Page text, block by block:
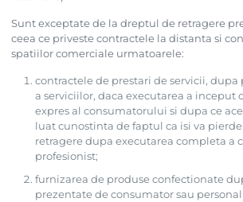
Sunt exceptate de la dreptul de retragere
ceea ce priveste contractele la distanta si
spatiilor comerciale urmatoarele:
contractele de prestari de servicii, dupa
a serviciilor, daca executarea a inceput
expres al consumatorului si dupa ce
luat cunostinta de faptul ca isi va
retragere dupa executarea completa a
profesionist;
furnizarea de produse confectionate
prezentate de consumator sau